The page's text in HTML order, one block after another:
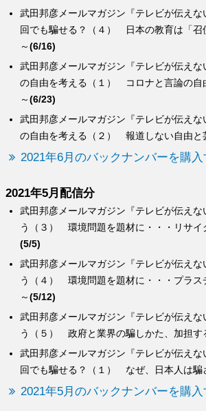
武田邦彦メールマガジン『テレビが伝え
の自由を考える（２） 報道しない自由と
武田邦彦メールマガジン『テレビが伝え
の自由を考える（１） コロナと言論の自
～(6/23)
武田邦彦メールマガジン『テレビが伝え
回でも騙せる？（４） 日本の教育は「召
～(6/16)
2021年6月のバックナンバーを購入
2021年5月配信分
武田邦彦メールマガジン『テレビが伝え
回でも騙せる？（１） なぜ、日本人は騙
武田邦彦メールマガジン『テレビが伝えな
う（５） 政府と業界の騙しかた、加担す
武田邦彦メールマガジン『テレビが伝えな
う（４） 環境問題を題材に・・・プラス
～(5/12)
武田邦彦メールマガジン『テレビが伝えな
う（３） 環境問題を題材に・・・リサイ
(5/5)
2021年5月のバックナンバーを購入